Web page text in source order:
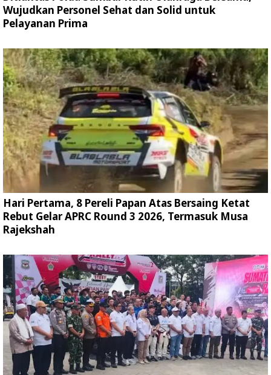
Wujudkan Personel Sehat dan Solid untuk
Pelayanan Prima
Hari Pertama, 8 Pereli Papan Atas Bersaing Ketat
Rebut Gelar APRC Round 3 2026, Termasuk Musa
Rajekshah